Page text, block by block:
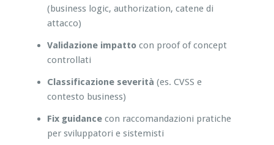
(business logic, authorization, catene di
attacco)
Validazione impattocon proof of concept
controllati
Classificazione severità (es. CVSS e
contesto business)
Fix guidancecon raccomandazioni pratiche
per sviluppatori e sistemisti